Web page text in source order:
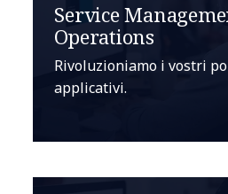
Service
Operations
Rivoluzioniamo i vostri
applicativi.